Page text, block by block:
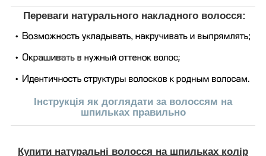
Переваги натурального накладного волосся:
Інструкція як доглядати за волоссям на
шпильках правильно
Купити натуральні волосся на шпильках колір